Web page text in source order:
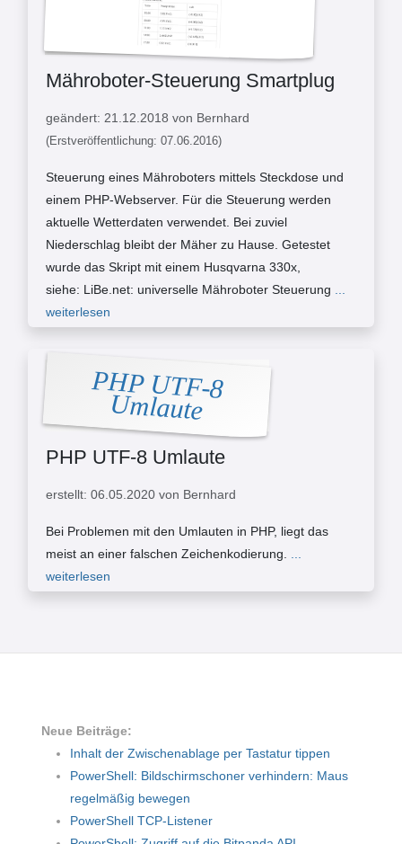
Mähroboter-Steuerung Smartplug
geändert: 21.12.2018 von Bernhard
(Erstveröffentlichung: 07.06.2016)
Steuerung eines Mähroboters mittels Steckdose und
einem PHP-Webserver. Für die Steuerung werden
aktuelle Wetterdaten verwendet. Bei zuviel
Niederschlag bleibt der Mäher zu Hause. Getestet
wurde das Skript mit einem Husqvarna 330x,
siehe: LiBe.net: universelle Mähroboter Steuerung ...
weiterlesen
PHP UTF-8
Umlaute
PHP UTF-8 Umlaute
erstellt: 06.05.2020 von Bernhard
Bei Problemen mit den Umlauten in PHP, liegt das
meist an einer falschen Zeichenkodierung. ...
weiterlesen
Neue Beiträge:
Inhalt der Zwischenablage per Tastatur tippen
PowerShell: Bildschirmschoner verhindern: Maus
regelmäßig bewegen
PowerShell TCP-Listener